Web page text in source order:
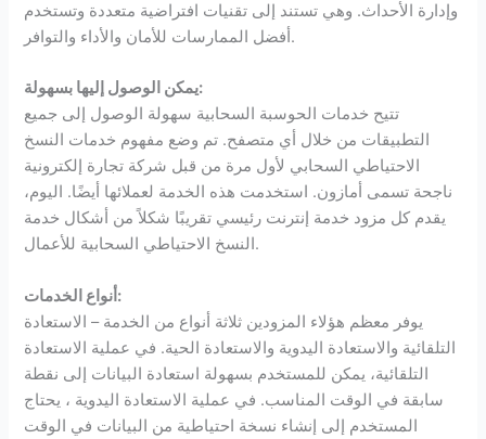
وإدارة الأحداث. وهي تستند إلى تقنيات افتراضية متعددة وتستخدم
أفضل الممارسات للأمان والأداء والتوافر.
يمكن الوصول إليها بسهولة:
تتيح خدمات الحوسبة السحابية سهولة الوصول إلى جميع
التطبيقات من خلال أي متصفح. تم وضع مفهوم خدمات النسخ
الاحتياطي السحابي لأول مرة من قبل شركة تجارة إلكترونية
ناجحة تسمى أمازون. استخدمت هذه الخدمة لعملائها أيضًا. اليوم،
يقدم كل مزود خدمة إنترنت رئيسي تقريبًا شكلاً من أشكال خدمة
النسخ الاحتياطي السحابية للأعمال.
أنواع الخدمات:
يوفر معظم هؤلاء المزودين ثلاثة أنواع من الخدمة – الاستعادة
التلقائية والاستعادة اليدوية والاستعادة الحية. في عملية الاستعادة
التلقائية، يمكن للمستخدم بسهولة استعادة البيانات إلى نقطة
سابقة في الوقت المناسب. في عملية الاستعادة اليدوية ، يحتاج
المستخدم إلى إنشاء نسخة احتياطية من البيانات في الوقت